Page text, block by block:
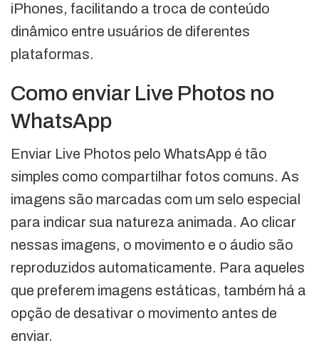
iPhones, facilitando a troca de conteúdo
dinâmico entre usuários de diferentes
plataformas.
Como enviar Live Photos no
WhatsApp
Enviar Live Photos pelo WhatsApp é tão
simples como compartilhar fotos comuns. As
imagens são marcadas com um selo especial
para indicar sua natureza animada. Ao clicar
nessas imagens, o movimento e o áudio são
reproduzidos automaticamente. Para aqueles
que preferem imagens estáticas, também há a
opção de desativar o movimento antes de
enviar.